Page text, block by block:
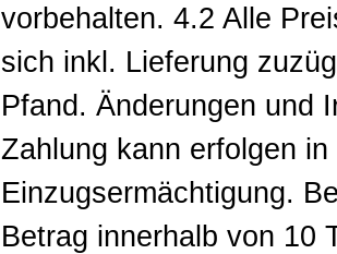
vorbehalten. 4.2 Alle
sich inkl. Lieferung
Pfand. Änderungen und
Zahlung kann erfolgen
Einzugsermächtigung.
Betrag innerhalb von 10